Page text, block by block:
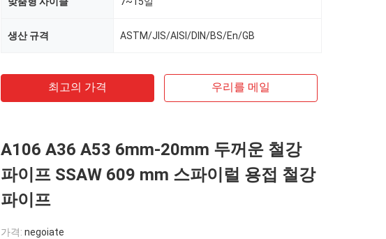
생산 규격 ASTM/JIS/AISI/DIN/BS/En/GB
최고의 가격 우리를 메일
A106 A36 A53 6mm-20mm 두꺼운 철강
파이프 SSAW 609 mm 스파이럴 용접 철강
파이프
가격: negoiate